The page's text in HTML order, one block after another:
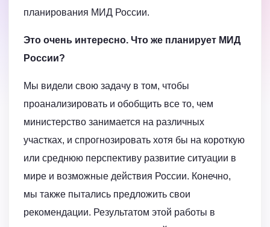
планирования МИД России.
Это очень интересно. Что же планирует МИД
России?
Мы видели свою задачу в том, чтобы
проанализировать и обобщить все то, чем
министерство занимается на различных
участках, и спрогнозировать хотя бы на короткую
или среднюю перспективу развитие ситуации в
мире и возможные действия России. Конечно,
мы также пытались предложить свои
рекомендации. Результатом этой работы в